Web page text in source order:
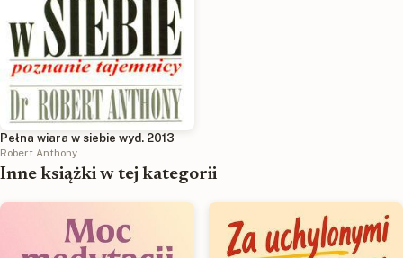
Pełna wiara w siebie wyd. 2013
Robert Anthony
Inne książki w tej kategorii